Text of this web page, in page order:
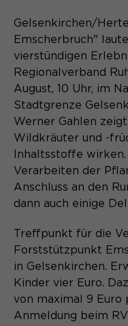
Laufzeit
Der
Zweck
PHPs
Name
Laufzeit Ende
Zweck
Dieser
ob ein
diese
Zweck
Name
Laufzeit 6
Zweck
Name
Anbieter
Laufzeit Sitzung
Gelsenkirchen/
Emscherbruch"
vierstündigen
Regionalverband
August, 10 Uhr, im
Stadtgrenze
Werner Gahlen
Wildkräuter und -
Inhaltsstoffe
Verarbeiten der
Anschluss an den
dann auch einige
Treffpunkt für die
Forststützpunkt
in Gelsenkirchen.
Kinder vier Euro.
von maximal 9 Euro
Anmeldung beim